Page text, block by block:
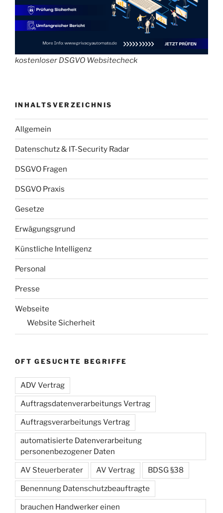
kostenloser DSGVO Websitecheck
INHALTSVERZEICHNIS
Allgemein
Datenschutz & IT-Security Radar
DSGVO Fragen
DSGVO Praxis
Gesetze
Erwägungsgrund
Künstliche Intelligenz
Personal
Presse
Webseite
Website Sicherheit
OFT GESUCHTE BEGRIFFE
ADV Vertrag
Auftragsdatenverarbeitungs Vertrag
Auftragsverarbeitungs Vertrag
automatisierte Datenverarbeitung
personenbezogener Daten
AV Steuerberater AV Vertrag BDSG §38
Benennung Datenschutzbeauftragte
brauchen Handwerker einen